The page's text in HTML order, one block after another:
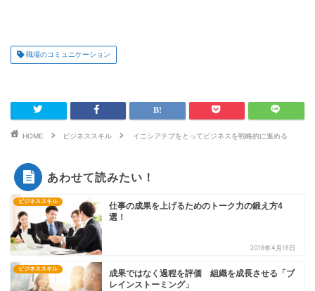
職場のコミュニケーション
HOME ビジネススキル イニシアチブをとってビジネスを戦略的に進める
あわせて読みたい！
ビジネススキル
仕事の成果を上げるためのトーク力の鍛え方4
選！
2018年4月18日
ビジネススキル
成果ではなく過程を評価 組織を成長させる「ブ
レインストーミング」